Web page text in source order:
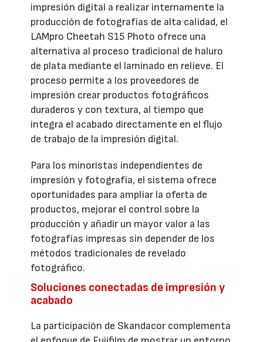
impresión digital a realizar internamente la
producción de fotografías de alta calidad, el
LAMpro Cheetah S15 Photo ofrece una
alternativa al proceso tradicional de haluro
de plata mediante el laminado en relieve. El
proceso permite a los proveedores de
impresión crear productos fotográficos
duraderos y con textura, al tiempo que
integra el acabado directamente en el flujo
de trabajo de la impresión digital.
Para los minoristas independientes de
impresión y fotografía, el sistema ofrece
oportunidades para ampliar la oferta de
productos, mejorar el control sobre la
producción y añadir un mayor valor a las
fotografías impresas sin depender de los
métodos tradicionales de revelado
fotográfico.
Soluciones conectadas de impresión y
acabado
La participación de Skandacor complementa